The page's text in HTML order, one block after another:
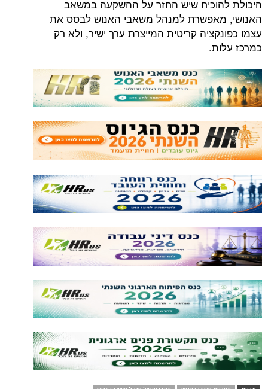
היכולת להוכיח שיש החזר על ההשקעה במשאב
האנושי, מאפשרת למנהל משאבי האנוש לבסס את
עצמו כפונקציה קריטית המייצרת ערך ישיר, ולא רק
כמרכז עלות.